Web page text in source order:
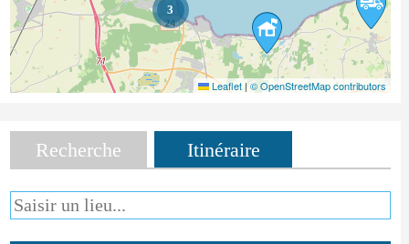
3
Leaflet | © OpenStreetMap contributors
Recherche Itinéraire